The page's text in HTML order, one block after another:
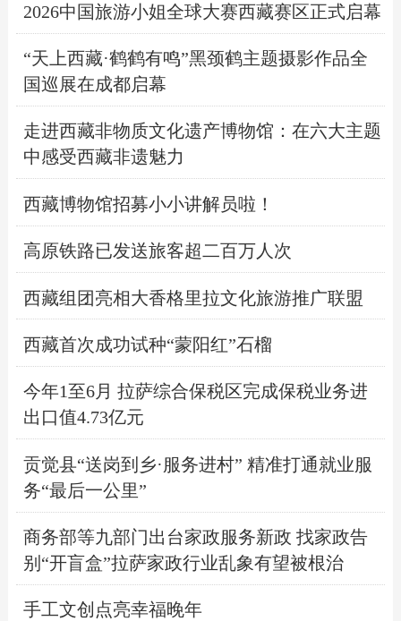
2026中国旅游小姐全球大赛西藏赛区正式启幕
“天上西藏·鹤鹤有鸣”黑颈鹤主题摄影作品全
国巡展在成都启幕
走进西藏非物质文化遗产博物馆：在六大主题
中感受西藏非遗魅力
西藏博物馆招募小小讲解员啦！
高原铁路已发送旅客超二百万人次
西藏组团亮相大香格里拉文化旅游推广联盟
西藏首次成功试种“蒙阳红”石榴
今年1至6月 拉萨综合保税区完成保税业务进
出口值4.73亿元
贡觉县“送岗到乡·服务进村” 精准打通就业服
务“最后一公里”
商务部等九部门出台家政服务新政 找家政告
别“开盲盒”拉萨家政行业乱象有望被根治
手工文创点亮幸福晚年